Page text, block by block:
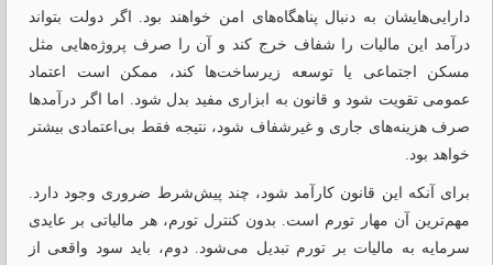
دارایی‌هایشان به دنبال پناهگاه‌های امن خواهند بود. اگر دولت بتواند
درآمد این مالیات را شفاف خرج کند و آن را صرف پروژه‌هایی مثل
مسکن اجتماعی یا توسعه زیرساخت‌ها کند، ممکن است اعتماد
عمومی تقویت شود و قانون به ابزاری مفید بدل شود. اما اگر درآمدها
صرف هزینه‌های جاری و غیرشفاف شود، نتیجه فقط بی‌اعتمادی بیشتر
خواهد بود.
برای آنکه این قانون کارآمد شود، چند پیش‌شرط ضروری وجود دارد.
مهم‌ترین آن مهار تورم است. بدون کنترل تورم، هر مالیاتی بر عایدی
سرمایه به مالیات بر تورم تبدیل می‌شود. دوم، باید سود واقعی از